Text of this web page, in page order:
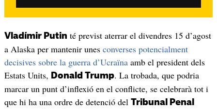
Vladímir Putin té previst aterrar el divendres 15 d’agost
a Alaska per mantenir unes converses potencialment
decisives sobre la guerra d’Ucraïnaamb el president dels
Estats Units, Donald Trump. La trobada, que podria
marcar un punt d’inflexió en el conflicte, se celebrarà tot i
que hi ha una ordre de detenció del Tribunal Penal